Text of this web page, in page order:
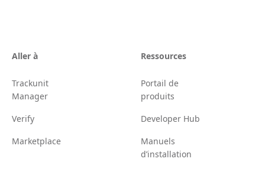
Aller à
Trackunit
Manager
Verify
Marketplace
Ressources
Portail de
produits
Developer Hub
Manuels
d’installation